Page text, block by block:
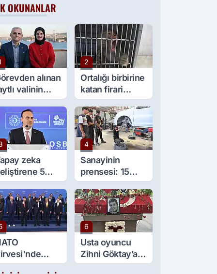
OKUNANLAR
alınan
valinin
sürpriz
görev
2
Ortalığı birbirine
katan firari
maymun, kadını
yaraladı
zeka
5
lira kredi
4
Sanayinin
prensesi: 15
yaşında 5 çırağı
var
an:
6
Usta oyuncu
Zihni Göktay’a
veda